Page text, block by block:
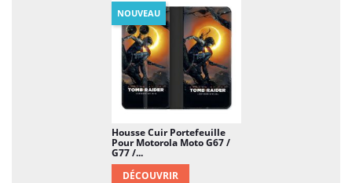
Housse Cuir Portefeuille
Pour Motorola Moto G67 /
G77 /...
DÉCOUVRIR
NOUVEAU